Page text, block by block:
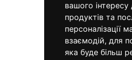
вашого
продуктів та
персоналізації
взаємодій, для
яка буде більш
098 640-93-
Контактна